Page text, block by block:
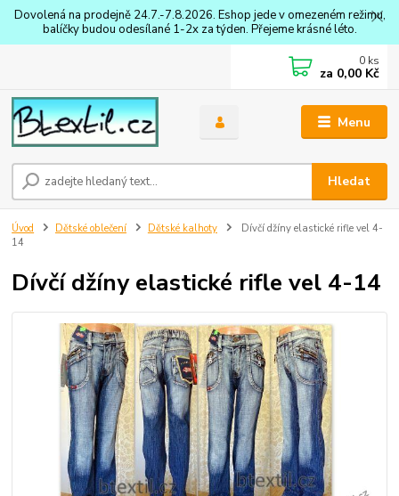
Dovolená na prodejně 24.7.-7.8.2026. Eshop jede v omezeném režimu,
balíčky budou odesílané 1-2x za týden. Přejeme krásné léto.
Menu
Hledat
0 ks
za 0,00 Kč
Úvod Dětské oblečení Dětské kalhoty
Dívčí džíny elastické rifle vel 4-
14
Dívčí džíny elastické rifle vel 4-14